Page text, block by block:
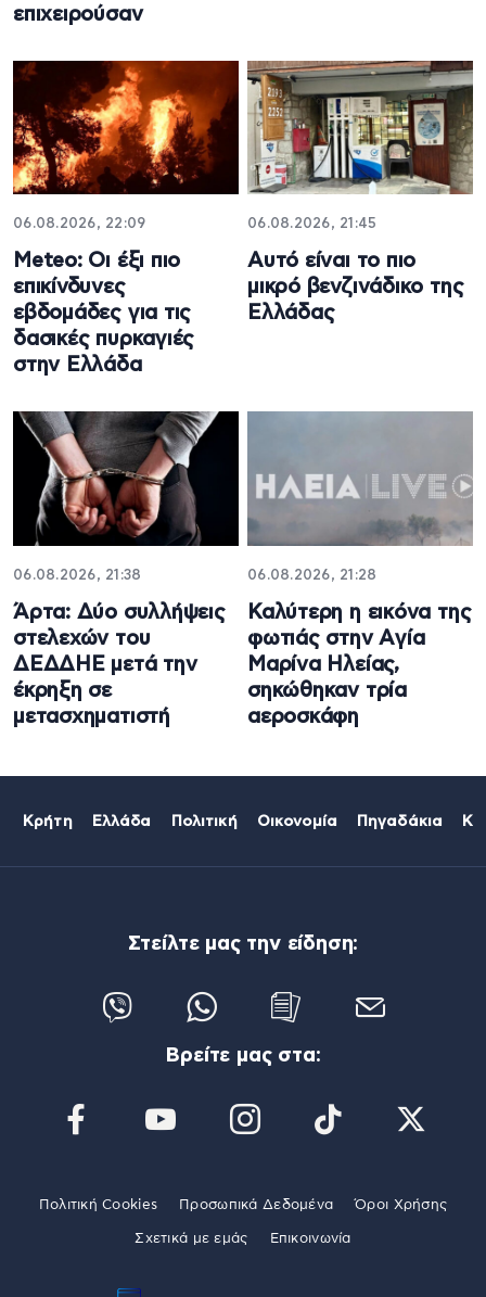
επιχειρούσαν
06.08.2026, 22:09
Meteo: Οι έξι πιο
επικίνδυνες
εβδομάδες για τις
δασικές πυρκαγιές
στην Ελλάδα
06.08.2026, 21:45
Αυτό είναι το πιο
μικρό βενζινάδικο της
Ελλάδας
06.08.2026, 21:38
Άρτα: Δύο συλλήψεις
στελεχών του
ΔΕΔΔΗΕ μετά την
έκρηξη σε
μετασχηματιστή
06.08.2026, 21:28
Καλύτερη η εικόνα της
φωτιάς στην Aγία
Μαρίνα Ηλείας,
σηκώθηκαν τρία
αεροσκάφη
Κρήτη Ελλάδα Πολιτική Οικονομία Πηγαδάκια
Στείλτε μας την είδηση:
Βρείτε μας στα:
Πολιτική Cookies Προσωπικά Δεδομένα Όροι Χρήσης
Σχετικά με εμάς Επικοινωνία